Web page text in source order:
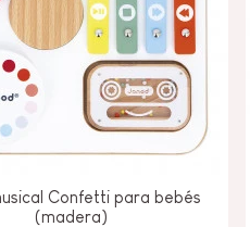
Confetti para bebés
(madera)